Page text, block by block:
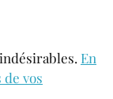
En
vos